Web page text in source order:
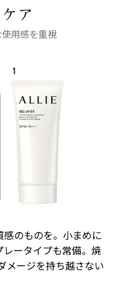
ア
用感を重視
感のものを。小まめに
ータイプも常備。焼
メージを持ち越さない